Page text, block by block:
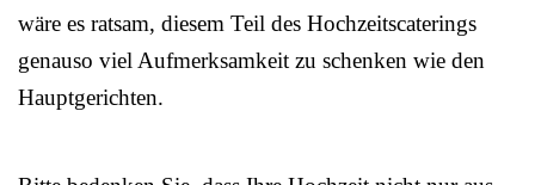
wäre es ratsam, diesem Teil des Hochzeitscaterings
genauso viel Aufmerksamkeit zu schenken wie den
Hauptgerichten.